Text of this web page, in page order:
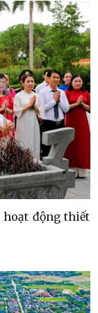
động thiết